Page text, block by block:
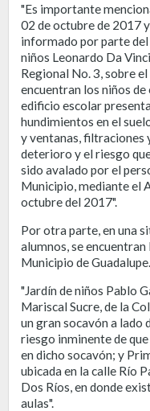
"Es importante
02 de octubre de 2017
informado por parte
niños Leonardo Da
Regional No. 3, sobre
encuentran los niños
edificio escolar
hundimientos en el
y ventanas, filtraciones
deterioro y el riesgo
sido avalado por el
Municipio, mediante el
octubre del 2017".
Por otra parte, en una
alumnos, se
Municipio de Guadalupe.
"Jardín de niños Pablo
Mariscal Sucre, de la
un gran socavón a lado
riesgo inminente de
en dicho socavón; y
ubicada en la calle Río
Dos Ríos, en donde
aulas".